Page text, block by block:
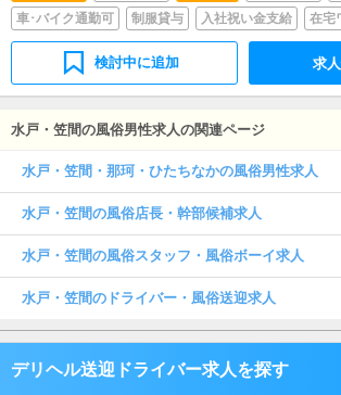
車･バイク通勤可
制服貸与 入社祝い金支給 在宅
検討中に追加 求
水戸・笠間の風俗男性求人の関連ページ
水戸・笠間・那珂・ひたちなかの風俗男性求人
水戸・笠間の風俗店長・幹部候補求人
水戸・笠間の風俗スタッフ・風俗ボーイ求人
水戸・笠間のドライバー・風俗送迎求人
デリヘル送迎ドライバー求人を探す